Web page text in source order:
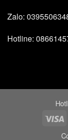
Zalo:
Hotline: